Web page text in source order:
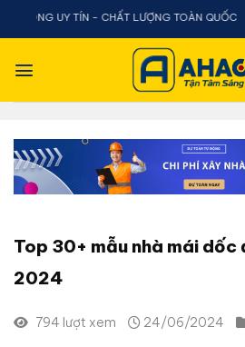
Chuyển
dung
LƯỢNG TOÀN QUỐC
Top 30+ mẫu nhà mái dốc
2024
794 lượt xem 24/06/2024